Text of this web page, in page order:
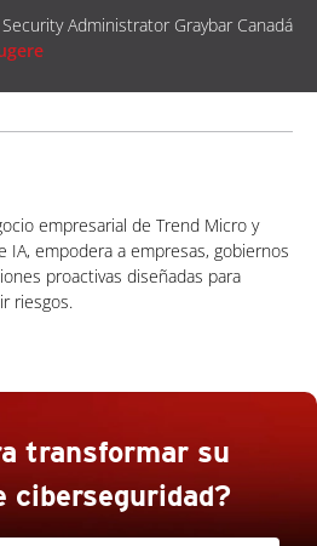
Administrator Graybar Canadá
empresarial de Trend Micro y
IA, empodera a empresas, gobiernos
proactivas diseñadas para
riesgos.
transformar su
ciberseguridad?